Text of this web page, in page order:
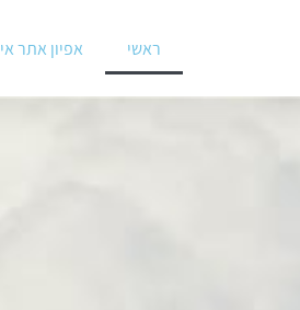
ראשי אפיון אתר